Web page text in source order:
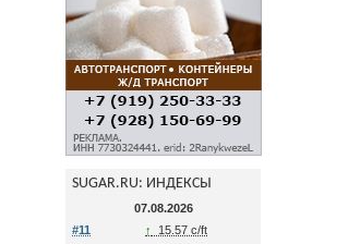
SUGAR.RU: ИНДЕКСЫ
07.08.2026
#11
↑
15.57 c/ft